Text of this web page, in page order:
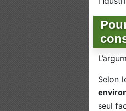
Selon
seul